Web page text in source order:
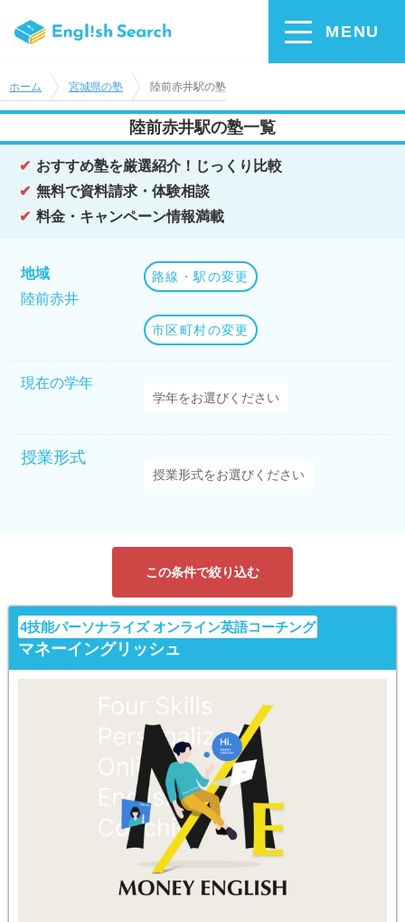
MENU
ホーム 宮城県の塾 陸前赤井駅の塾
陸前赤井駅の塾一覧
おすすめ塾を厳選紹介！じっくり比較
無料で資料請求・体験相談
料金・キャンペーン情報満載
地域
陸前赤井
路線・駅の変更
市区町村の変更
現在の学年
授業形式
この条件で絞り込む
4技能パーソナライズ オンライン英語コーチング
マネーイングリッシュ